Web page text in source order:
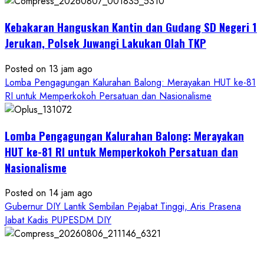
Kebakaran Hanguskan Kantin dan Gudang SD Negeri 1
Jerukan, Polsek Juwangi Lakukan Olah TKP
Posted on 13 jam ago
Lomba Pengagungan Kalurahan Balong: Merayakan HUT ke-81
RI untuk Memperkokoh Persatuan dan Nasionalisme
Lomba Pengagungan Kalurahan Balong: Merayakan
HUT ke-81 RI untuk Memperkokoh Persatuan dan
Nasionalisme
Posted on 14 jam ago
Gubernur DIY Lantik Sembilan Pejabat Tinggi, Aris Prasena
Jabat Kadis PUPESDM DIY